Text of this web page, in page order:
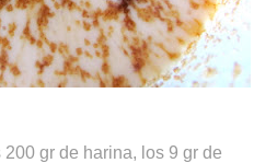
gr de harina, los 9 gr de